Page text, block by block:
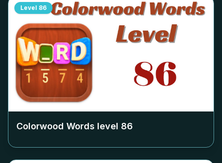
Level 86
Colorwood Words level 86